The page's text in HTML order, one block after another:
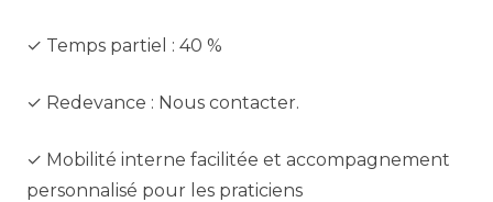
✓ Temps partiel : 40 %
✓ Redevance : Nous contacter.
✓ Mobilité interne facilitée et accompagnement
personnalisé pour les praticiens